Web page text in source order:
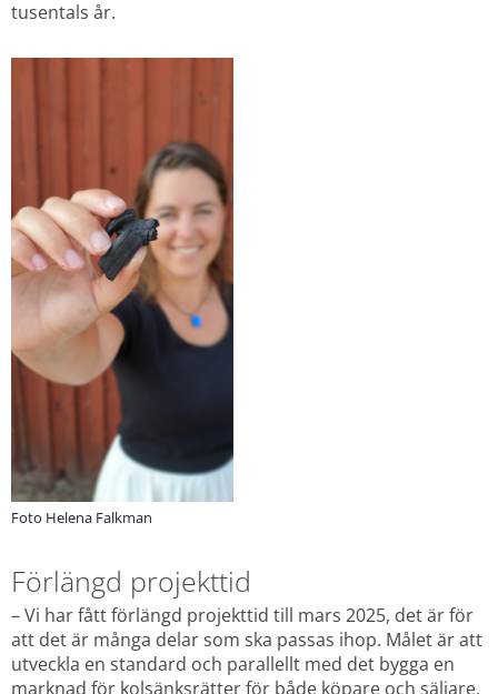
tusentals år.
Foto Helena Falkman
Förlängd projekttid
– Vi har fått förlängd projekttid till mars 2025, det är för
att det är många delar som ska passas ihop. Målet är att
utveckla en standard och parallellt med det bygga en
marknad för kolsänksrätter för både köpare och säljare.